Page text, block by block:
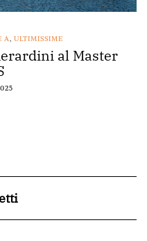
A, ULTIMISSIME
al Master